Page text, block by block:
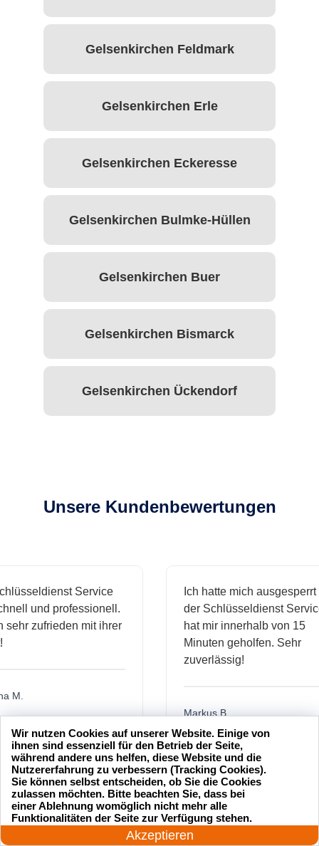
Gelsenkirchen Feldmark
Gelsenkirchen Erle
Gelsenkirchen Eckeresse
Gelsenkirchen Bulmke-Hüllen
Gelsenkirchen Buer
Gelsenkirchen Bismarck
Gelsenkirchen Ückendorf
Unsere Kundenbewertungen
Service
und professionell.
zufrieden mit ihrer
Ich hatte mich ausgesperrt
der Schlüsseldienst Service
hat mir innerhalb von 15
Minuten geholfen. Sehr
zuverlässig!
Markus B.
hat
Sehr guter Service! Der
Schlüsseldienst war freundlich
und hat mir schnell geholfen,
als ich meine Schlüssel
verloren hatte.
24 Stunden am Tag
Akzeptieren
Wir nutzen Cookies auf unserer Website. Einige von
ihnen sind essenziell für den Betrieb der Seite,
während andere uns helfen, diese Website und die
Nutzererfahrung zu verbessern (Tracking Cookies).
Sie können selbst entscheiden, ob Sie die Cookies
zulassen möchten. Bitte beachten Sie, dass bei
einer Ablehnung womöglich nicht mehr alle
Funktionalitäten der Seite zur Verfügung stehen.